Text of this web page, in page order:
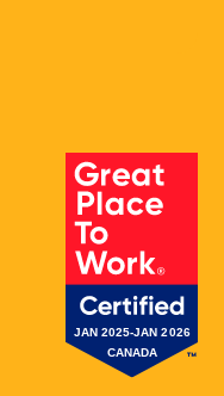
Great